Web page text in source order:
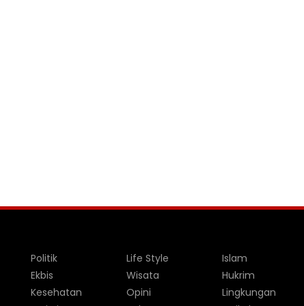
Politik
Ekbis
Kesehatan
Life Style
Wisata
Opini
Islam
Hukrim
Lingkungan